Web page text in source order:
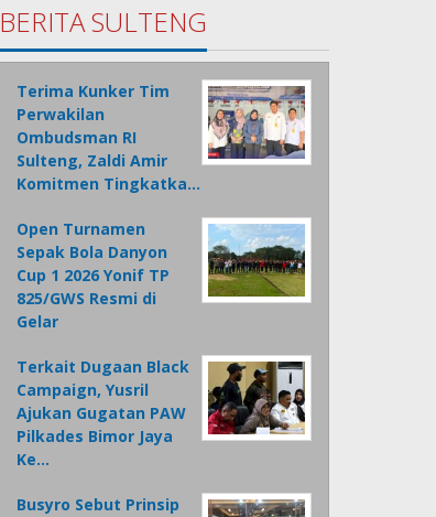
BERITA SULTENG
Terima Kunker Tim
Perwakilan
Ombudsman RI
Sulteng, Zaldi Amir
Komitmen Tingkatka…
Open Turnamen
Sepak Bola Danyon
Cup 1 2026 Yonif TP
825/GWS Resmi di
Gelar
Terkait Dugaan Black
Campaign, Yusril
Ajukan Gugatan PAW
Pilkades Bimor Jaya
Ke…
Busyro Sebut Prinsip